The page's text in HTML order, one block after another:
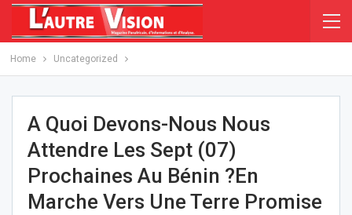
Home Uncategorized
A Quoi Devons-Nous Nous
Attendre Les Sept (07)
Prochaines Au Bénin ?En
Marche Vers Une Terre Promise